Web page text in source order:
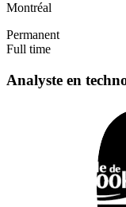
Montréal
Permanent
Full time
Analyste en